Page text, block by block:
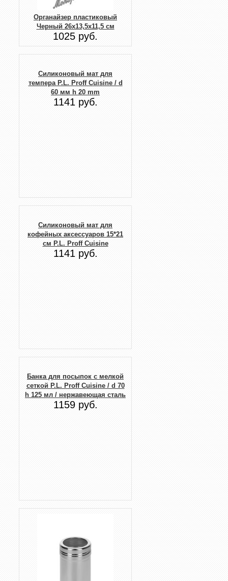
Органайзер пластиковый
Черный 26х13,5х11,5 см
1025 руб.
Силиконовый мат для
темпера P.L. Proff Cuisine / d
60 мм h 20 mm
1141 руб.
Силиконовый мат для
кофейных аксессуаров 15*21
см P.L. Proff Cuisine
1141 руб.
Банка для посыпок с мелкой
сеткой P.L. Proff Cuisine / d 70
h 125 мл / нержавеющая сталь
1159 руб.